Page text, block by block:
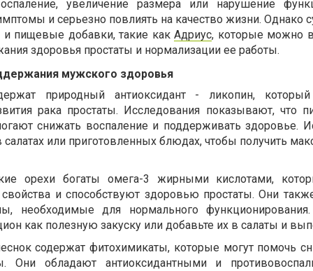
увеличение размера или нарушение
и серьезно повлиять на качество жизни. Однако
и пищевые добавки, такие какАдриус, которые можно
здоровья простаты и нормализации ее работы.
мужского здоровья
природный антиоксидант - ликопин,
рака простаты. Исследования показывают, что
снижать воспаление и поддерживать здоровье.
или приготовленных блюдах, чтобы получить
орехи богаты омега-3 жирными кислотами,
и способствуют здоровью простаты. Они
необходимые для нормального
как полезную закуску или добавьте их в салаты и
содержат фитохимикаты, которые могут помочь
Они обладают антиоксидантными и